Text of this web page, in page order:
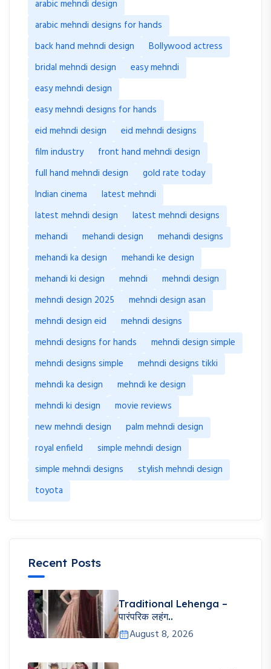
arabic mehndi design
arabic mehndi designs for hands
back hand mehndi design
Bollywood actress
bridal mehndi design
easy mehndi
easy mehndi design
easy mehndi designs for hands
eid mehndi design
eid mehndi designs
film industry
front hand mehndi design
full hand mehndi design
gold rate today
Indian cinema
latest mehndi
latest mehndi design
latest mehndi designs
mehandi
mehandi design
mehandi designs
mehandi ka design
mehandi ke design
mehandi ki design
mehndi
mehndi design
mehndi design 2025
mehndi design asan
mehndi design eid
mehndi designs
mehndi designs for hands
mehndi design simple
mehndi designs simple
mehndi designs tikki
mehndi ka design
mehndi ke design
mehndi ki design
movie reviews
new mehndi design
palm mehndi design
royal enfield
simple mehndi design
simple mehndi designs
stylish mehndi design
toyota
Recent Posts
Traditional Lehenga –
पारंपरिक लहंग..
August 8, 2026